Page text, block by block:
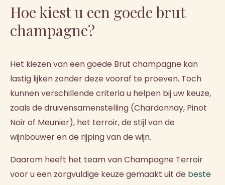
Hoe kiest u een goede brut
champagne?
Het kiezen van een goede Brut champagne kan
lastig lijken zonder deze vooraf te proeven. Toch
kunnen verschillende criteria u helpen bij uw keuze,
zoals de druivensamenstelling (Chardonnay, Pinot
Noir of Meunier), het terroir, de stijl van de
wijnbouwer en de rijping van de wijn.
Daarom heeft het team van Champagne Terroir
voor u een zorgvuldige keuze gemaakt uit de beste